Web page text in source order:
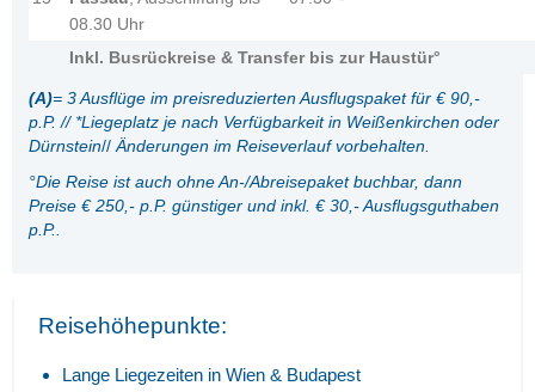
08.30 Uhr
Inkl. Busrückreise & Transfer bis zur Haustür°
(A)=3 Ausflüge im preisreduzierten Ausflugspaket für € 90,-
p.P. // *Liegeplatz je nach Verfügbarkeit in Weißenkirchen oder
Dürnstein//Änderungen im Reiseverlauf vorbehalten.
°Die Reise ist auch ohne An-/Abreisepaket buchbar, dann
Preise € 250,- p.P. günstiger und inkl. € 30,- Ausflugsguthaben
p.P..
Reisehöhepunkte:
Lange Liegezeiten in Wien & Budapest